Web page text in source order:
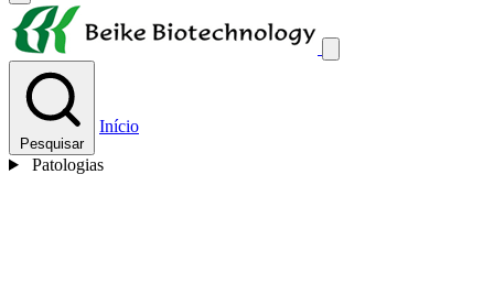
Pesquisar
Início
Patologias